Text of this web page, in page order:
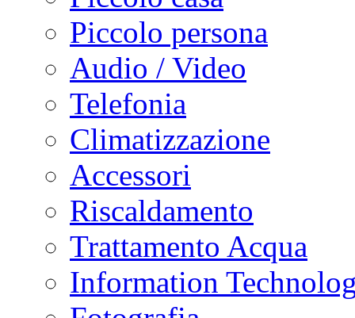
Piccolo persona
Audio / Video
Telefonia
Climatizzazione
Accessori
Riscaldamento
Trattamento Acqua
Information